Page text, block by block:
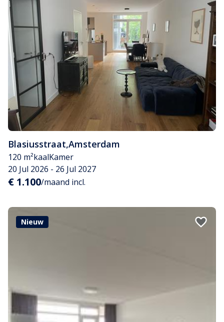
Blasiusstraat,Amsterdam
120 m²kaalKamer
20 Jul 2026 - 26 Jul 2027
€ 1.100/maand incl.
Nieuw